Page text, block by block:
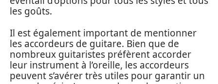
les goûts.
Il est également important de mentionner
les accordeurs de guitare. Bien que de
nombreux guitaristes préfèrent accorder
leur instrument à l’oreille, les accordeurs
peuvent s’avérer très utiles pour garantir un